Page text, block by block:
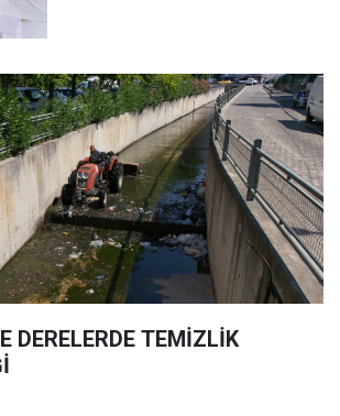
DERELERDE TEMİZLİK